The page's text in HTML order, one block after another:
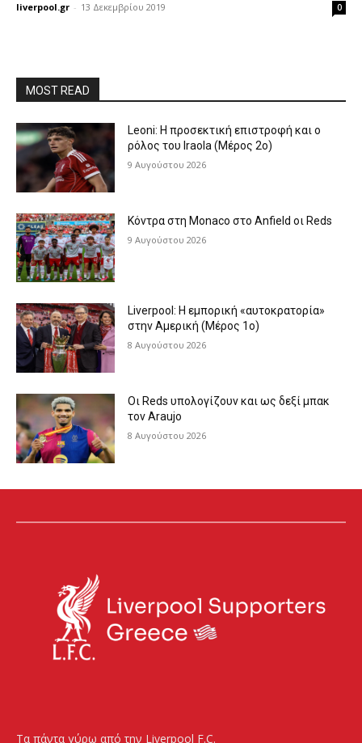
liverpool.gr - 13 Δεκεμβρίου 2019 0
MOST READ
Leoni: Η προσεκτική επιστροφή και ο
ρόλος του Iraola (Μέρος 2ο)
9 Αυγούστου 2026
Κόντρα στη Monaco στο Anfield οι Reds
9 Αυγούστου 2026
Liverpool: Η εμπορική «αυτοκρατορία»
στην Αμερική (Μέρος 1ο)
8 Αυγούστου 2026
Οι Reds υπολογίζουν και ως δεξί μπακ
τον Araujo
8 Αυγούστου 2026
Τα πάντα γύρω από την Liverpool F.C.